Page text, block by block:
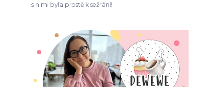
s nimi byla prostě k sežrání!